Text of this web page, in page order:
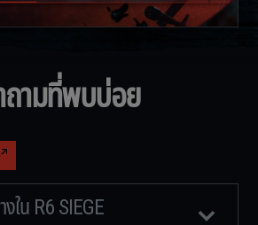
ามที่พบบ่อย
งใน R6 SIEGE